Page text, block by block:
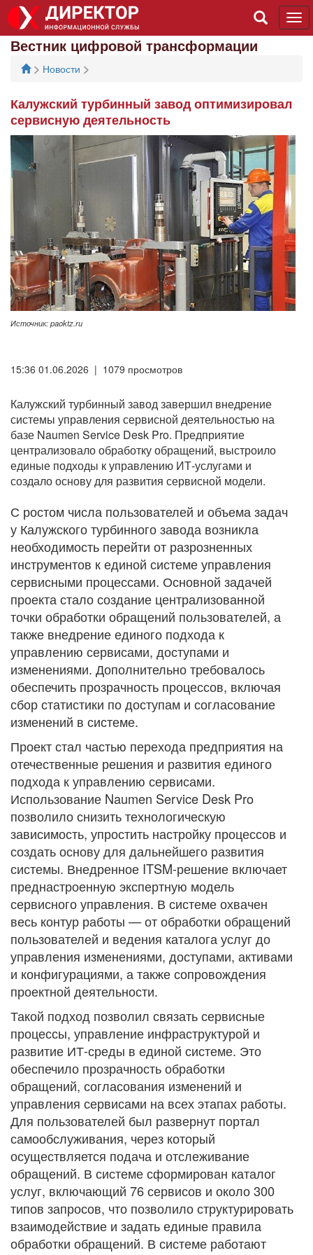
Вестник цифровой трансформации
> Новости >
Калужский турбинный завод оптимизировал
сервисную деятельность
Источник: paoktz.ru
15:36 01.06.2026 | 1079 просмотров
Калужский турбинный завод завершил внедрение
системы управления сервисной деятельностью на
базе Naumen Service Desk Pro. Предприятие
централизовало обработку обращений, выстроило
единые подходы к управлению ИТ-услугами и
создало основу для развития сервисной модели.
С ростом числа пользователей и объема задач
у Калужского турбинного завода возникла
необходимость перейти от разрозненных
инструментов к единой системе управления
сервисными процессами. Основной задачей
проекта стало создание централизованной
точки обработки обращений пользователей, а
также внедрение единого подхода к
управлению сервисами, доступами и
изменениями. Дополнительно требовалось
обеспечить прозрачность процессов, включая
сбор статистики по доступам и согласование
изменений в системе.
Проект стал частью перехода предприятия на
отечественные решения и развития единого
подхода к управлению сервисами.
Использование Naumen Service Desk Pro
позволило снизить технологическую
зависимость, упростить настройку процессов и
создать основу для дальнейшего развития
системы. Внедренное ITSM-решение включает
преднастроенную экспертную модель
сервисного управления. В системе охвачен
весь контур работы — от обработки обращений
пользователей и ведения каталога услуг до
управления изменениями, доступами, активами
и конфигурациями, а также сопровождения
проектной деятельности.
Такой подход позволил связать сервисные
процессы, управление инфраструктурой и
развитие ИТ-среды в единой системе. Это
обеспечило прозрачность обработки
обращений, согласования изменений и
управления сервисами на всех этапах работы.
Для пользователей был развернут портал
самообслуживания, через который
осуществляется подача и отслеживание
обращений. В системе сформирован каталог
услуг, включающий 76 сервисов и около 300
типов запросов, что позволило структурировать
взаимодействие и задать единые правила
обработки обращений. В системе работают